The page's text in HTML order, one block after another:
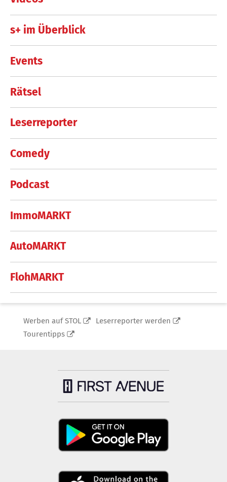
s+ im Überblick
Events
Rätsel
Leserreporter
Comedy
Podcast
ImmoMARKT
AutoMARKT
FlohMARKT
Werben auf STOL
Leserreporter werden
Tourentipps